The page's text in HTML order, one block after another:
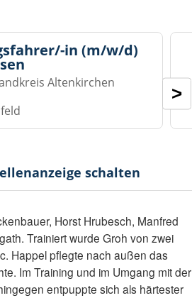
in (m/w/d)
Altenkirchen
>
schalten
Horst Hrubesch, Manfred
Trainiert wurde Groh von zwei
Happel pflegte nach außen das
Im Training und im Umgang mit der
entpuppte sich als härtester